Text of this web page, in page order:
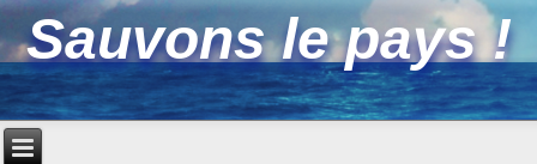
Sauvons le pays !